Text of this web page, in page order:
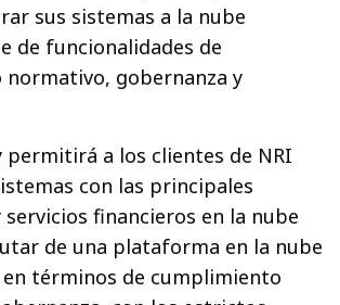
sus sistemas a la nube
de funcionalidades de
gobernanza y
permitirá a los clientes de NRI
con las principales
servicios financieros en la nube
de una plataforma en la nube
en términos de cumplimiento